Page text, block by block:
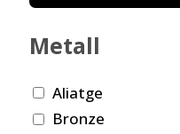
Metall
Aliatge
Bronze